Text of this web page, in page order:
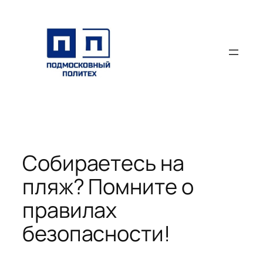
содержимому
Собираетесь на
пляж? Помните о
правилах
безопасности!